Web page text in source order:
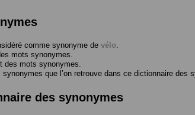
comme synonyme de vélo
mots synonymes.
des mots synonymes.
synonymes que l’on retrouve dans ce dictionnaire des
des synonymes